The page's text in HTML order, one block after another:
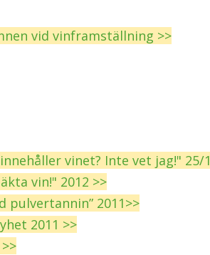
vid vinframställning >>
vinet? Inte vet jag!" 25/
vin!" 2012 >>
pulvertannin” 2011>>
2011 >>